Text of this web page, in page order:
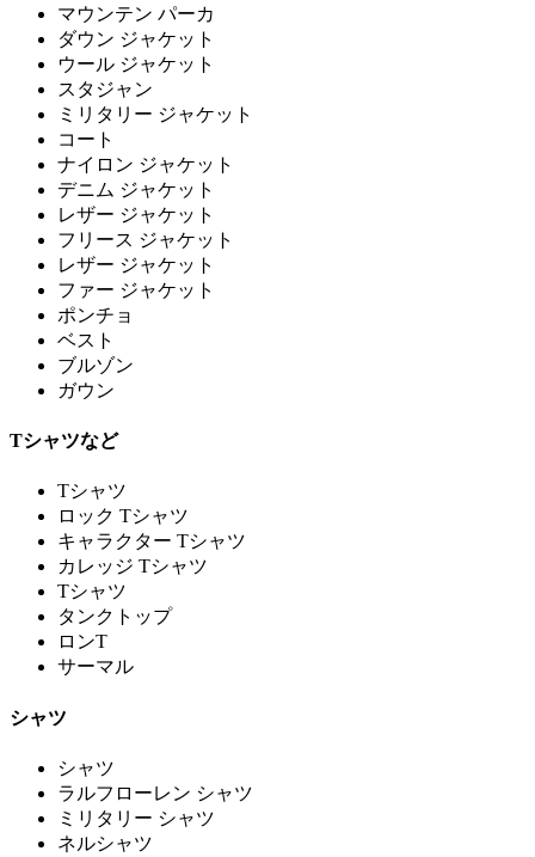
マウンテン パーカ
ダウン ジャケット
ウール ジャケット
スタジャン
ミリタリー ジャケット
コート
ナイロン ジャケット
デニム ジャケット
レザー ジャケット
フリース ジャケット
レザー ジャケット
ファー ジャケット
ポンチョ
ベスト
ブルゾン
ガウン
Tシャツなど
Tシャツ
ロック Tシャツ
キャラクター Tシャツ
カレッジ Tシャツ
Tシャツ
タンクトップ
ロンT
サーマル
シャツ
シャツ
ラルフローレン シャツ
ミリタリー シャツ
ネルシャツ